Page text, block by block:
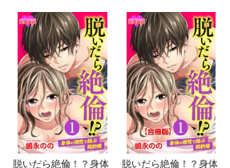
脱いだら絶倫！？身体 脱いだら絶倫！？身体